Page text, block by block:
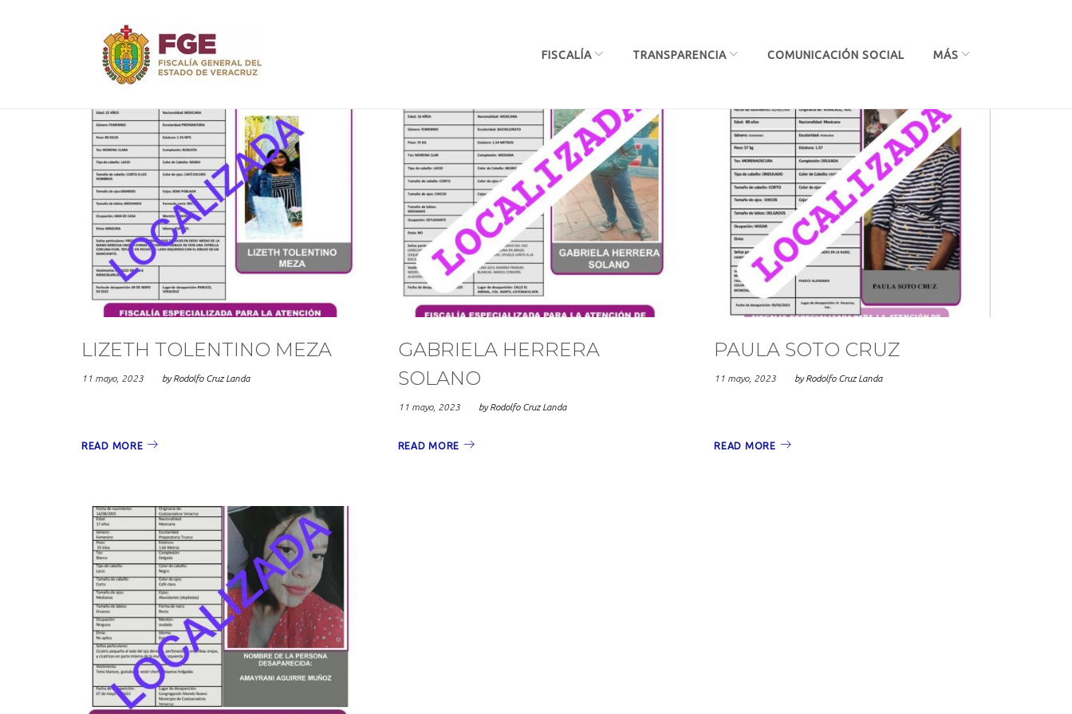
FISCALÍA TRANSPARENCIA COMUNICACIÓN SOCIAL MÁS
Día:
11
mayo,
2023
LIZETH TOLENTINO MEZA
11 mayo, 2023 byRodolfo Cruz Landa
READ MORE
GABRIELA HERRERA
SOLANO
11 mayo, 2023 byRodolfo Cruz Landa
READ MORE
PAULA SOTO CRUZ
11 mayo, 2023 byRodolfo Cruz Landa
READ MORE